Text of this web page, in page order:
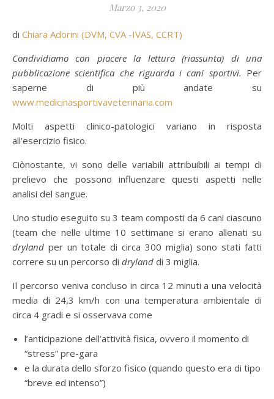
Marzo 3, 2020
di Chiara Adorini (DVM, CVA -IVAS, CCRT)
Condividiamo con piacere la lettura (riassunta) di una
pubblicazione scientifica che riguarda i cani sportivi. Per
saperne di più andate su
www.medicinasportivaveterinaria.com
Molti aspetti clinico-patologici variano in risposta
all’esercizio fisico.
Ciònostante, vi sono delle variabili attribuibili ai tempi di
prelievo che possono influenzare questi aspetti nelle
analisi del sangue.
Uno studio eseguito su 3 team composti da 6 cani ciascuno
(team che nelle ultime 10 settimane si erano allenati su
dryland per un totale di circa 300 miglia) sono stati fatti
correre su un percorso di dryland di 3 miglia.
Il percorso veniva concluso in circa 12 minuti a una velocità
media di 24,3 km/h con una temperatura ambientale di
circa 4 gradi e si osservava come
l’anticipazione dell’attività fisica, ovvero il momento di
“stress” pre-gara
e la durata dello sforzo fisico (quando questo era di tipo
“breve ed intenso”)